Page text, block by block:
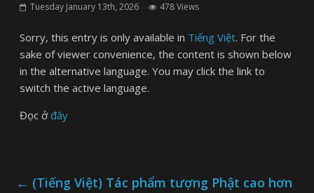
Tuesday January 13th, 2026 478 Views
Sorry, this entry is only available in Tiếng Việt. For the
sake of viewer convenience, the content is shown below
in the alternative language. You may click the link to
switch the active language.
Đọc ởđây
← (Tiếng Việt) Tác phẩm tượng Phật cao hơn